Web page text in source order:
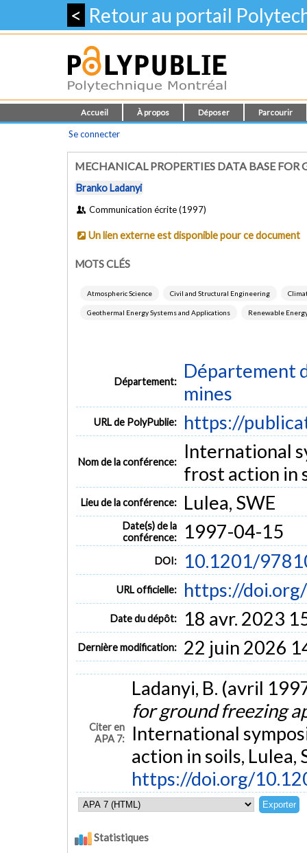
< Retour au portail
Accueil À propos Déposer Parcourir
Se connecter
MECHANICAL PROPERTIES DATA BASE
Branko Ladanyi
Communication écrite (1997)
Un lien externe est disponible pour ce document
MOTS CLÉS
Atmospheric Science Civil and Structural Engineering
Geothermal Energy Systems and Applications Renewable
Département:
Département
mines
URL de PolyPublie: https://
Nom de la conférence:
International
frost action in
Lieu de la conférence: Lulea, SWE
Date(s) de la
conférence:
1997-04-15
DOI: 10.1201/
URL officielle: https://
Date du dépôt: 18 avr. 2023
Dernière modification: 22 juin 2026
Citer en
APA 7:
Ladanyi, B. (avril
for ground freezing
International
action in soils, Lulea,
https://doi.org/
Statistiques